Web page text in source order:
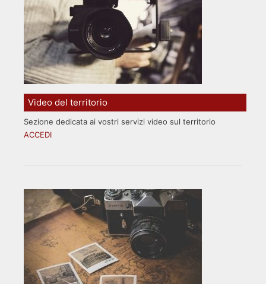
Video del territorio
Sezione dedicata ai vostri servizi video sul territorio
ACCEDI